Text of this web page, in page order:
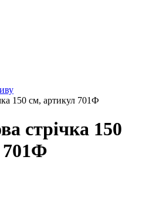
150 см, артикул 701Ф
стрічка 150
701Ф